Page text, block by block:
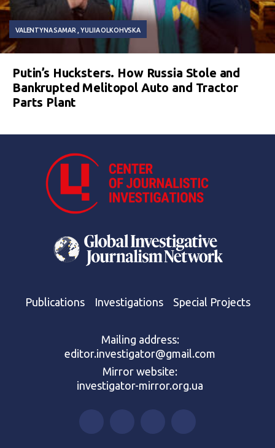
VALENTYNA SAMAR YULIIA OLKOHVSKA
Putin’s Hucksters. How Russia Stole and
Bankrupted Melitopol Auto and Tractor
Parts Plant
Publications Investigations Special Projects
Mailing address:
editor.investigator@gmail.com
Mirror website:
investigator-mirror.org.ua